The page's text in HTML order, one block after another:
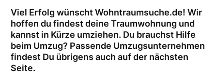
Viel Erfolg wünscht Wohntraumsuche.de! Wir
hoffen du findest deine Traumwohnung und
kannst in Kürze umziehen. Du brauchst Hilfe
beim Umzug? Passende Umzugsunternehmen
findest Du übrigens auch auf der nächsten
Seite.